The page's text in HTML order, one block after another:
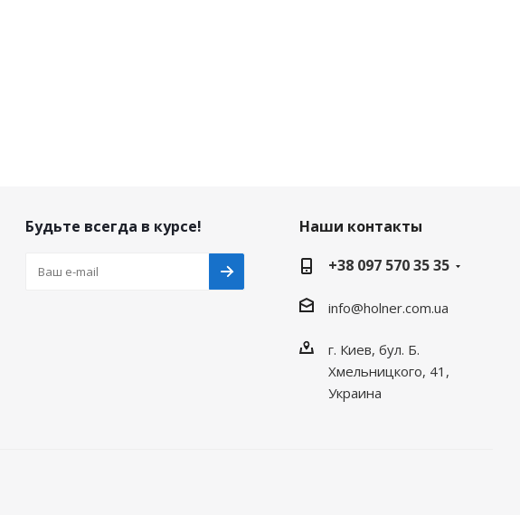
Будьте всегда в курсе!
Наши контакты
+38 097 570 35 35
info@holner.com.ua
г. Киев, бул. Б.
Хмельницкого, 41,
Украина